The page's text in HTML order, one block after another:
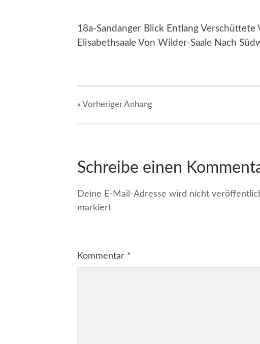
18a-Sandanger Blick Entlang
Elisabethsaale Von Wilder-Saale Nach
« VorherigerAnhang
Schreibe einen
Deine E-Mail-Adresse wird nicht
markiert
Kommentar *